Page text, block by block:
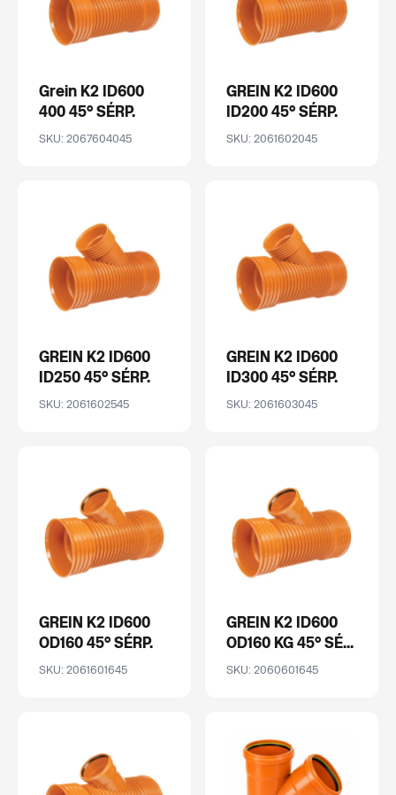
Grein K2 ID600
400 45° SÉRP.
SKU: 2067604045
GREIN K2 ID600
ID200 45° SÉRP.
SKU: 2061602045
GREIN K2 ID600
ID250 45° SÉRP.
SKU: 2061602545
GREIN K2 ID600
ID300 45° SÉRP.
SKU: 2061603045
GREIN K2 ID600
OD160 45° SÉRP.
SKU: 2061601645
GREIN K2 ID600
OD160 KG 45° SÉ...
SKU: 2060601645